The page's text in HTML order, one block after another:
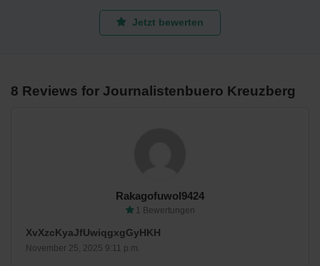
Jetzt bewerten
8 Reviews for Journalistenbuero Kreuzberg
Rakagofuwol9424
1 Bewertungen
XvXzcKyaJfUwiqgxgGyHKH
November 25, 2025 9:11 p.m.